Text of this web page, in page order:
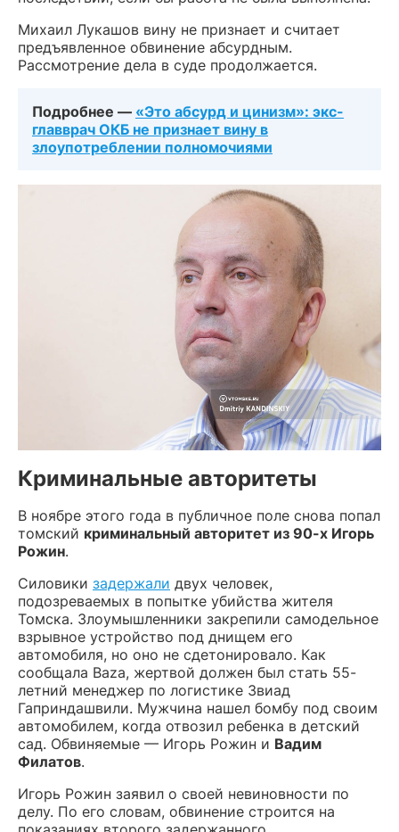
Михаил Лукашов вину не признает и считает
предъявленное обвинение абсурдным.
Рассмотрение дела в суде продолжается.
Подробнее — «Это абсурд и цинизм»: экс-
главврач ОКБ не признает вину в
злоупотреблении полномочиями
Криминальные авторитеты
В ноябре этого года в публичное поле снова попал
томский криминальный авторитет из 90-х Игорь
Рожин.
Силовики задержали двух человек,
подозреваемых в попытке убийства жителя
Томска. Злоумышленники закрепили самодельное
взрывное устройство под днищем его
автомобиля, но оно не сдетонировало. Как
сообщала Baza, жертвой должен был стать 55-
летний менеджер по логистике Звиад
Гаприндашвили. Мужчина нашел бомбу под своим
автомобилем, когда отвозил ребенка в детский
сад. Обвиняемые — Игорь Рожин и Вадим
Филатов.
Игорь Рожин заявил о своей невиновности по
делу. По его словам, обвинение строится на